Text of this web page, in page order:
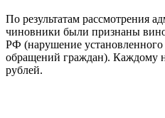
По результатам рассмотрения
чиновники были признаны
РФ (нарушение установленного
обращений граждан). Каждому
рублей.